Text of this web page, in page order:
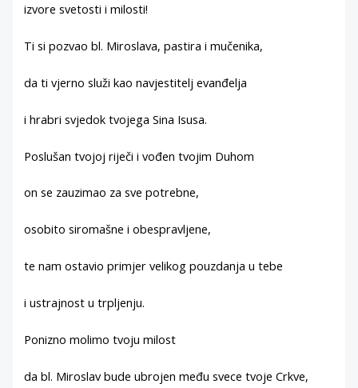
izvore svetosti i milosti!
Ti si pozvao bl. Miroslava, pastira i mučenika,
da ti vjerno služi kao navjestitelj evanđelja
i hrabri svjedok tvojega Sina Isusa.
Poslušan tvojoj riječi i vođen tvojim Duhom
on se zauzimao za sve potrebne,
osobito siromašne i obespravljene,
te nam ostavio primjer velikog pouzdanja u tebe
i ustrajnost u trpljenju.
Ponizno molimo tvoju milost
da bl. Miroslav bude ubrojen među svece tvoje Crkve,